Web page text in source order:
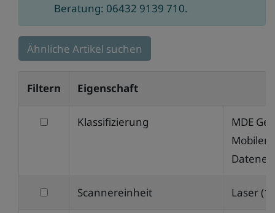
Beratung: 06432 9139 710.
Ähnliche Artikel suchen
Filtern Eigenschaft
filtern
Klassifizierung
MDE
Mobilen
filtern
Scannereinheit Laser